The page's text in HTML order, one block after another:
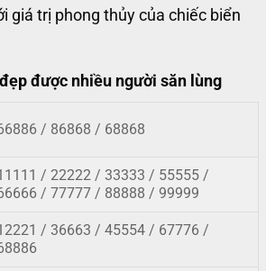
giá trị phong thủy của chiếc biển
được nhiều người săn lùng
/ 86868 / 68868
/ 22222 / 33333 / 55555 /
/ 77777 / 88888 / 99999
/ 36663 / 45554 / 67776 /